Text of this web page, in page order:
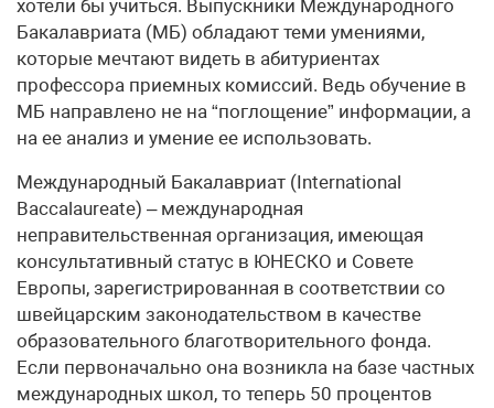
хотели бы учиться. Выпускники Международного
Бакалавриата (МБ) обладают теми умениями,
которые мечтают видеть в абитуриентах
профессора приемных комиссий. Ведь обучение в
МБ направлено не на “поглощение” информации, а
на ее анализ и умение ее использовать.
Международный Бакалавриат (International
Baccalaureate) – международная
неправительственная организация, имеющая
консультативный статус в ЮНЕСКО и Совете
Европы, зарегистрированная в соответствии со
швейцарским законодательством в качестве
образовательного благотворительного фонда.
Если первоначально она возникла на базе частных
международных школ, то теперь 50 процентов